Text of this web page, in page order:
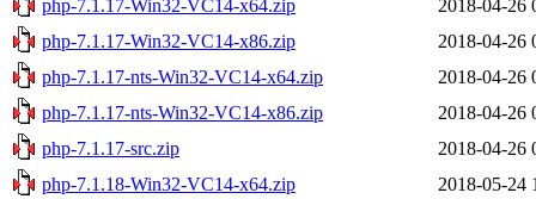
php-7.1.17-Win32-VC14-x64.zip
2018-04-26
php-7.1.17-Win32-VC14-x86.zip
2018-04-26
php-7.1.17-nts-Win32-VC14-x64.zip
2018-04-26
php-7.1.17-nts-Win32-VC14-x86.zip
2018-04-26
php-7.1.17-src.zip
2018-04-26
php-7.1.18-Win32-VC14-x64.zip
2018-05-24